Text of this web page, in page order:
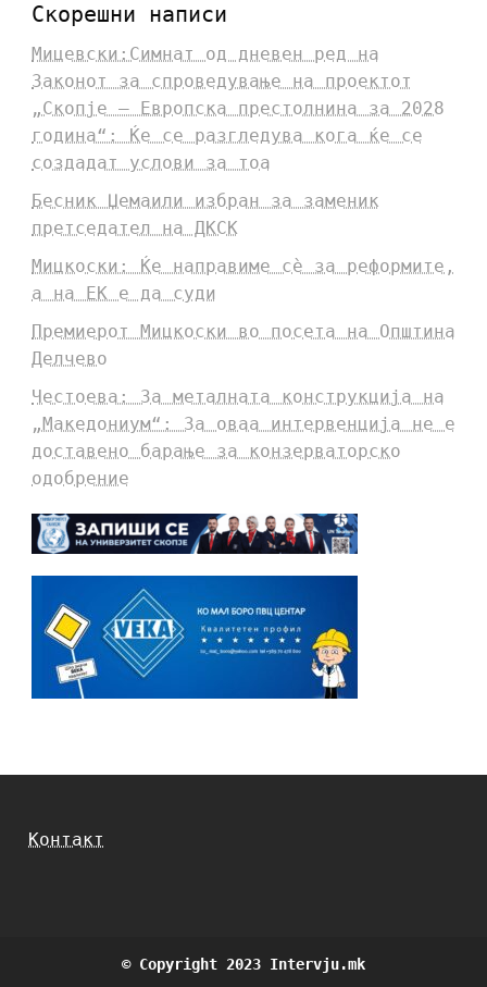
Скорешни написи
Мицевски:Симнат од дневен ред на
Законот за спроведување на проектот
„Скопје – Европска престолнина за 2028
година“: Ќе се разгледува кога ќе се
создадат услови за тоа
Бесник Џемаили избран за заменик
претседател на ДКСК
Мицкоски: Ќе направиме сè за реформите,
а на ЕК е да суди
Премиерот Мицкоски во посета на Општина
Делчево
Честоева: За металната конструкција на
„Македониум“: За оваа интервенција не е
доставено барање за конзерваторско
одобрение
Контакт
© Copyright 2023 Intervju.mk